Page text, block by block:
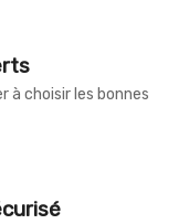
à choisir les bonnes